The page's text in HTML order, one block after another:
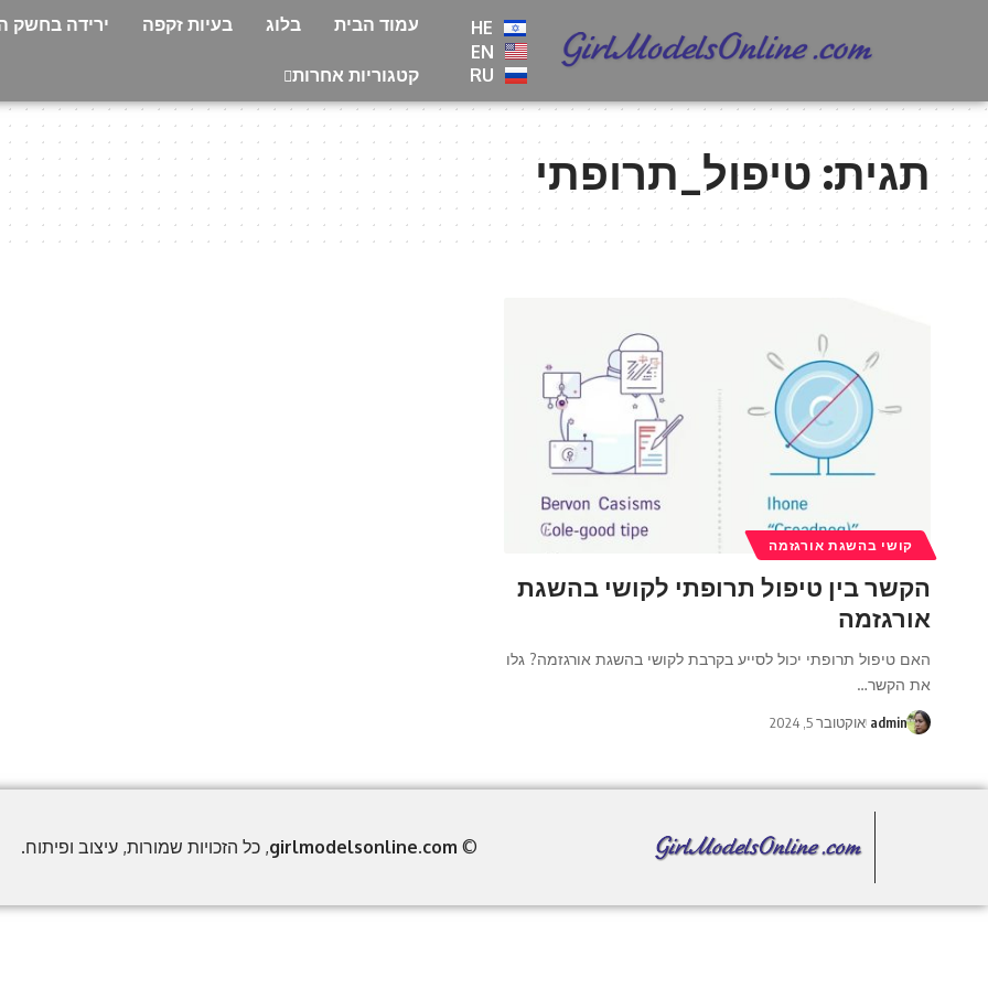
HE
EN
RU
עמוד הבית בלוג בעיות זקפה ירידה בחשק
קטגוריות אחרות
תגית:טיפול_תרופתי
קושי בהשגת אורגזמה
הקשר בין טיפול תרופתי לקושי בהשגת
אורגזמה
האם טיפול תרופתי יכול לסייע בקרבת לקושי בהשגת אורגזמה? גלו
את הקשר…
admin אוקטובר 5, 2024
©
girlmodelsonline.com, כל הזכויות שמורות, עיצוב ופיתוח.